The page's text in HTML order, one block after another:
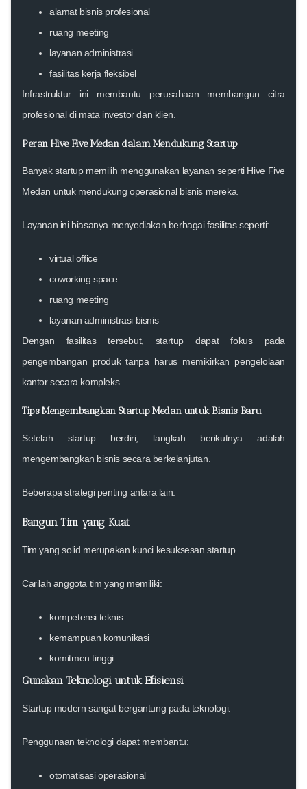
alamat bisnis profesional
ruang meeting
layanan administrasi
fasilitas kerja fleksibel
Infrastruktur ini membantu perusahaan membangun citra
profesional di mata investor dan klien.
Peran Hive Five Medan dalam Mendukung Startup
Banyak startup memilih menggunakan layanan seperti Hive Five
Medan untuk mendukung operasional bisnis mereka.
Layanan ini biasanya menyediakan berbagai fasilitas seperti:
virtual office
coworking space
ruang meeting
layanan administrasi bisnis
Dengan fasilitas tersebut, startup dapat fokus pada
pengembangan produk tanpa harus memikirkan pengelolaan
kantor secara kompleks.
Tips Mengembangkan Startup Medan untuk Bisnis Baru
Setelah startup berdiri, langkah berikutnya adalah
mengembangkan bisnis secara berkelanjutan.
Beberapa strategi penting antara lain:
Bangun Tim yang Kuat
Tim yang solid merupakan kunci kesuksesan startup.
Carilah anggota tim yang memiliki:
kompetensi teknis
kemampuan komunikasi
komitmen tinggi
Gunakan Teknologi untuk Efisiensi
Startup modern sangat bergantung pada teknologi.
Penggunaan teknologi dapat membantu:
otomatisasi operasional